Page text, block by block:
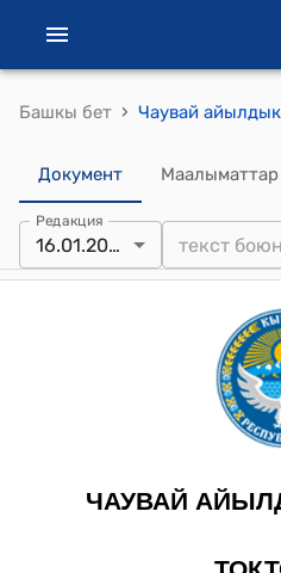
Башкы бет ›
Документ Маалыматтар
Редакция
16.01.2024